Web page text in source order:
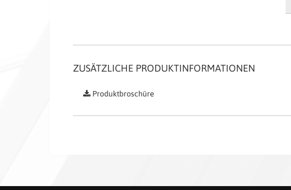
ZUSÄTZLICHE PRODUKTINFORMATIONEN
Produktbroschüre